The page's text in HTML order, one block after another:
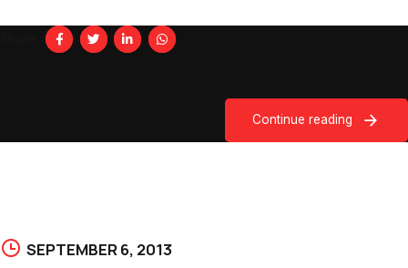
Continue reading
SEPTEMBER 6, 2013